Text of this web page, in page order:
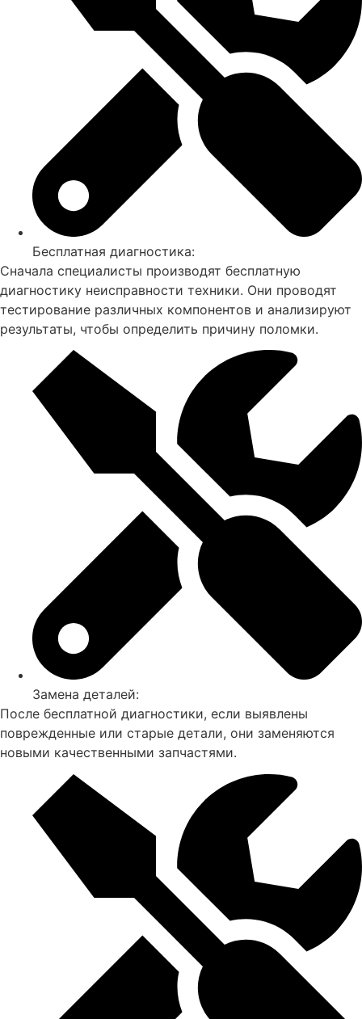
Бесплатная диагностика:
Сначала специалисты производят бесплатную
диагностику неисправности техники. Они проводят
тестирование различных компонентов и анализируют
результаты, чтобы определить причину поломки.
Замена деталей:
После бесплатной диагностики, если выявлены
поврежденные или старые детали, они заменяются
новыми качественными запчастями.